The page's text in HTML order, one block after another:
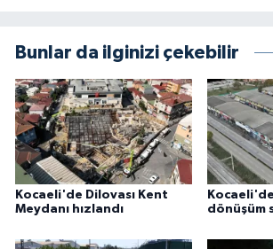
Bunlar da ilginizi çekebilir
Kocaeli'de Dilovası Kent
Meydanı hızlandı
dönüşüm